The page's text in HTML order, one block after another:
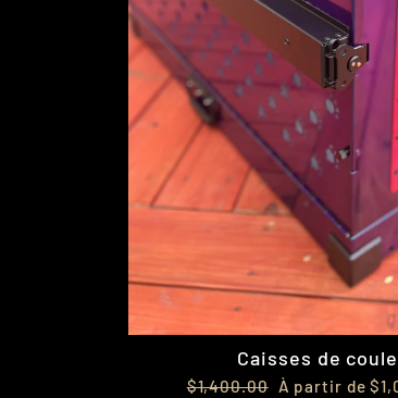
Caisses de
Prix
$1,400.00 Prix
À partir de